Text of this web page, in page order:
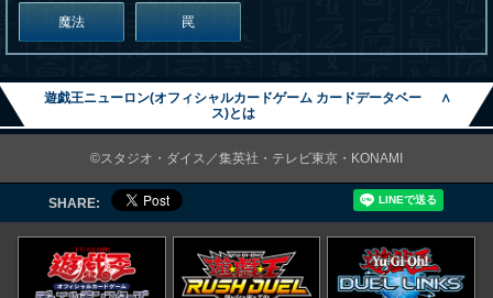
魔法 罠
遊戯王ニューロン(オフィシャルカードゲーム カードデータベー
ス)とは
∧
©スタジオ・ダイス／集英社・テレビ東京・KONAMI
SHARE: